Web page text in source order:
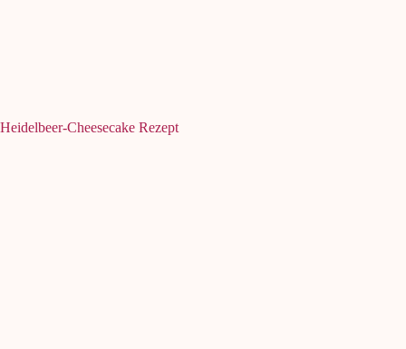
Heidelbeer-Cheesecake Rezept